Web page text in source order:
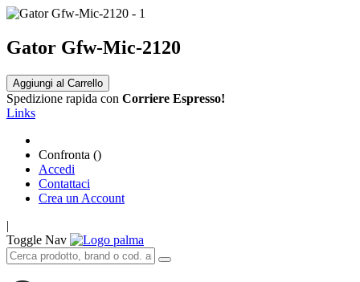
Gator Gfw-Mic-2120
Aggiungi al Carrello
Spedizione rapida con Corriere Espresso!
Links
Confronta ()
Accedi
Contattaci
Crea un Account
|
Toggle Nav